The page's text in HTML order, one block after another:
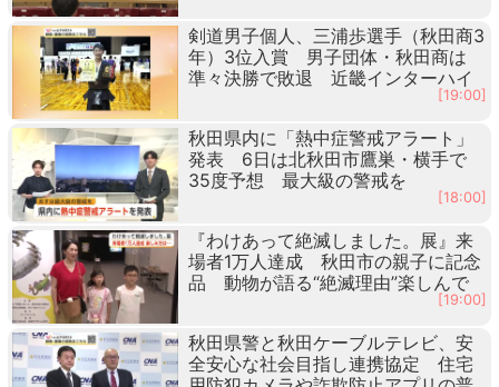
剣道男子個人、三浦歩選手（秋田商3
年）3位入賞 男子団体・秋田商は
準々決勝で敗退 近畿インターハイ
[19:00]
秋田県内に「熱中症警戒アラート」
発表 6日は北秋田市鷹巣・横手で
35度予想 最大級の警戒を
[18:00]
『わけあって絶滅しました。展』来
場者1万人達成 秋田市の親子に記念
品 動物が語る“絶滅理由”楽しんで
[19:00]
秋田県警と秋田ケーブルテレビ、安
全安心な社会目指し連携協定 住宅